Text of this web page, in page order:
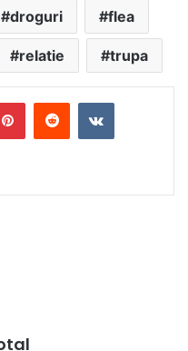
droguri flea
relatie trupa
PinterestRedditVKontakte